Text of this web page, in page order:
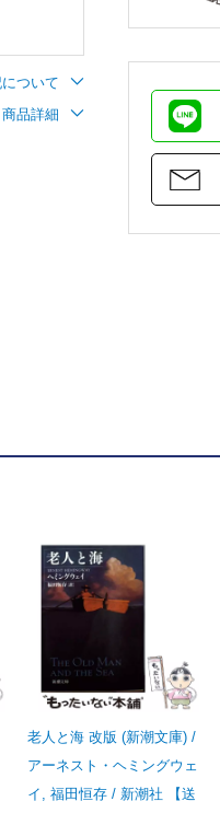
ついて
商品詳細
老人と海 改版 (新潮文庫) /
アーネスト・ヘミングウェ
イ, 福田恒存 / 新潮社 【送